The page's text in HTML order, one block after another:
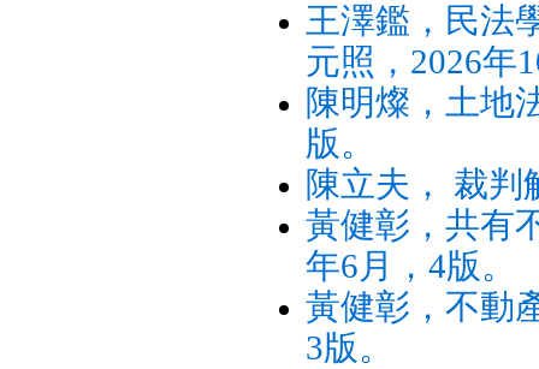
王澤鑑，民法
元照，2026年
陳明燦，土地
版。
陳立夫， 裁判
黃健彰，共有
年6月，4版。
黃健彰，不動
3版。